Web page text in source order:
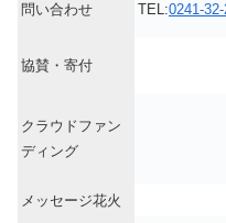
問い合わせ TEL:0241-
協賛・寄付
クラウドファン
ディング
メッセージ花火